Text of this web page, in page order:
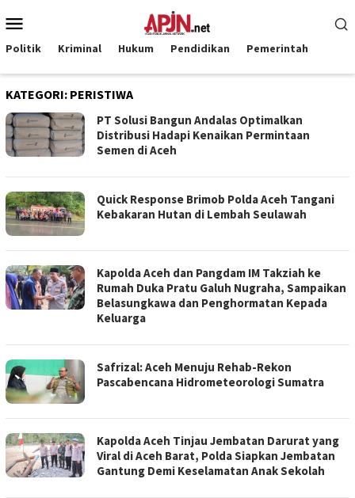
ke
kontenMobile
Politik Kriminal Hukum Pendidikan Pemerintah
KATEGORI: PERISTIWA
PT Solusi Bangun Andalas Optimalkan
Distribusi Hadapi Kenaikan Permintaan
Semen di Aceh
Quick Response Brimob Polda Aceh Tangani
Kebakaran Hutan di Lembah Seulawah
Kapolda Aceh dan Pangdam IM Takziah ke
Rumah Duka Pratu Galuh Nugraha, Sampaikan
Belasungkawa dan Penghormatan Kepada
Keluarga
Safrizal: Aceh Menuju Rehab-Rekon
Pascabencana Hidrometeorologi Sumatra
Kapolda Aceh Tinjau Jembatan Darurat yang
Viral di Aceh Barat, Polda Siapkan Jembatan
Gantung Demi Keselamatan Anak Sekolah